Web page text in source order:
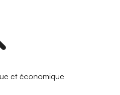
et économique